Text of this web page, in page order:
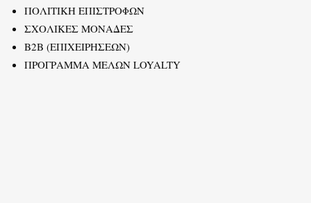
ΠΟΛΙΤΙΚΗ ΕΠΙΣΤΡΟΦΩΝ
ΣΧΟΛΙΚΕΣ ΜΟΝΑΔΕΣ
B2B (ΕΠΙΧΕΙΡΗΣΕΩΝ)
ΠΡΟΓΡΑΜΜΑ ΜΕΛΩΝ LOYALTY